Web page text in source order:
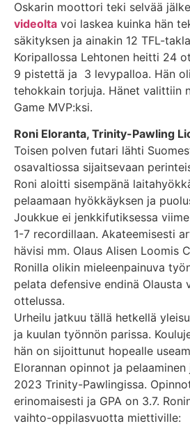
Oskarin moottori teki selvää
videolta voi laskea kuinka hän
säkityksen ja ainakin 12 TFL-
Koripallossa Lehtonen heitti 24
9 pistettä ja 3 levypalloa. Hän
tehokkain torjuja. Hänet valittiin
Game MVP:ksi.
Roni Eloranta, Trinity-Pawling
Toisen polven futari lähti
osavaltiossa sijaitsevaan
Roni aloitti sisempänä
pelaamaan hyökkäyksen ja
Joukkue ei jenkkifutiksessa
1-7 recordillaan. Akateemisesti
hävisi mm. Olaus Alisen Loomis
Ronilla olikin mieleenpainuva
pelata defensive endinä Olausta
ottelussa.
Urheilu jatkuu tällä hetkellä
ja kuulan työnnön parissa.
hän on sijoittunut hopealle
Elorannan opinnot ja
2023 Trinity-Pawlingissa.
erinomaisesti ja GPA on 3.7.
vaihto-oppilasvuotta miettiville: